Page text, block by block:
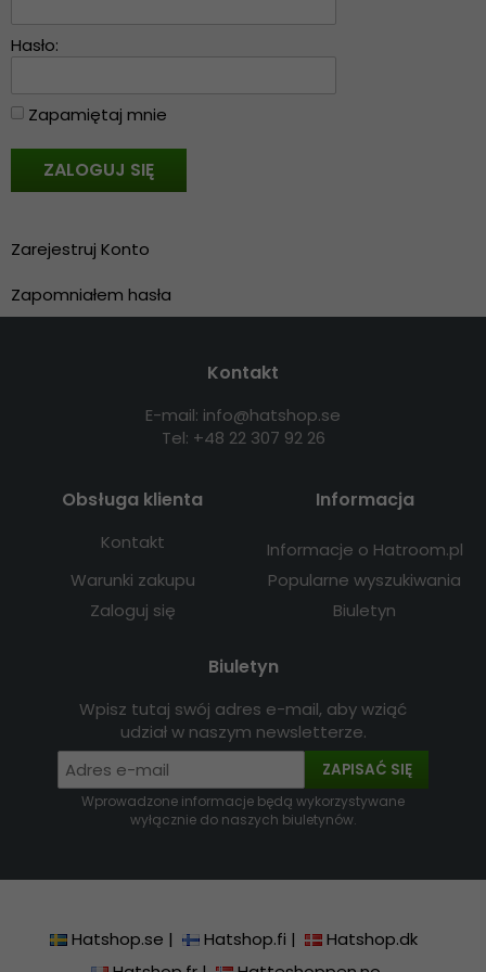
Hasło:
Zapamiętaj mnie
Zarejestruj Konto
Zapomniałem hasła
Kontakt
E-mail: info@hatshop.se
Tel: +48 22 307 92 26
Obsługa klienta
Kontakt
Warunki zakupu
Zaloguj się
Informacja
Informacje o Hatroom.pl
Popularne wyszukiwania
Biuletyn
Biuletyn
Wpisz tutaj swój adres e-mail, aby wziąć
udział w naszym newsletterze.
ZAPISAĆ SIĘ
Wprowadzone informacje będą wykorzystywane
wyłącznie do naszych biuletynów.
Hatshop.se | Hatshop.fi |
Hatshop.dk